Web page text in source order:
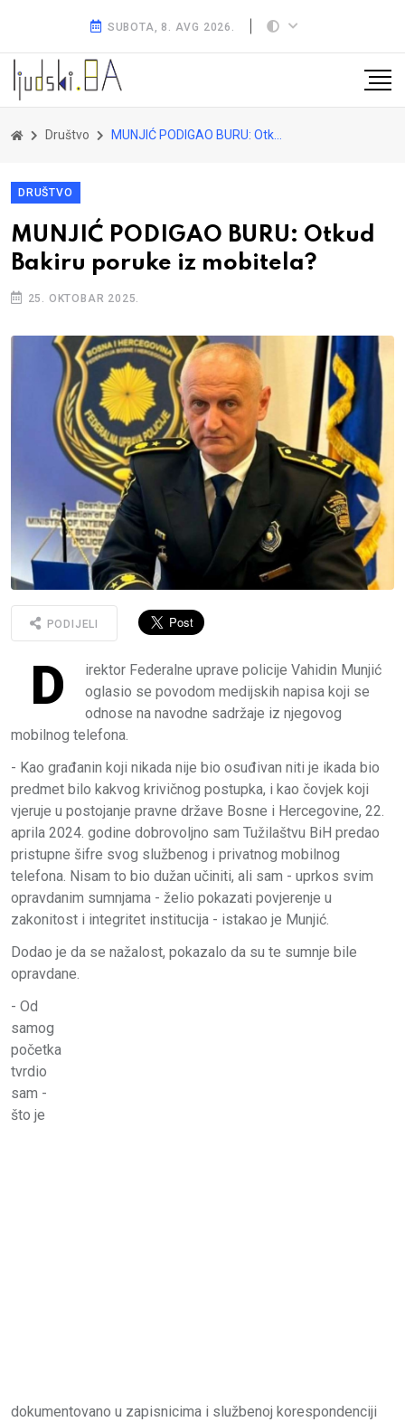
SUBOTA, 8. AVG 2026.
Društvo MUNJIĆ PODIGAO BURU: Otkud Bakiru poruke iz mobitela?
DRUŠTVO
MUNJIĆ PODIGAO BURU: Otkud
Bakiru poruke iz mobitela?
25. OKTOBAR 2025.
PODIJELI
D
irektor Federalne uprave policije Vahidin Munjić
oglasio se povodom medijskih napisa koji se
odnose na navodne sadržaje iz njegovog
mobilnog telefona.
- Kao građanin koji nikada nije bio osuđivan niti je ikada bio
predmet bilo kakvog krivičnog postupka, i kao čovjek koji
vjeruje u postojanje pravne države Bosne i Hercegovine, 22.
aprila 2024. godine dobrovoljno sam Tužilaštvu BiH predao
pristupne šifre svog službenog i privatnog mobilnog
telefona. Nisam to bio dužan učiniti, ali sam - uprkos svim
opravdanim sumnjama - želio pokazati povjerenje u
zakonitost i integritet institucija - istakao je Munjić.
Dodao je da se nažalost, pokazalo da su te sumnje bile
opravdane.
- Od
samog
početka
tvrdio
sam -
što je
dokumentovano u zapisnicima i službenoj korespondenciji